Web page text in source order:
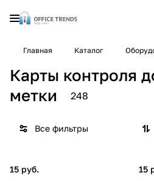
Главная Каталог
Карты контроля
метки
248
Все фильтры
15 руб.
15